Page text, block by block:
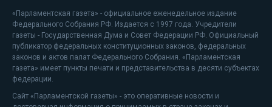
«Парламентская газета» - официальное еженедельное издание
Федерального Собрания РФ. Издается с 1997 года. Учредители
газеты - Государственная Дума и Совет Федерации РФ. Официальный
публикатор федеральных конституционных законов, федеральных
законов и актов палат Федерального Собрания. «Парламентская
газета» имеет пункты печати и представительства в десяти субъектах
федерации.
Сайт «Парламентской газеты» - это оперативные новости и